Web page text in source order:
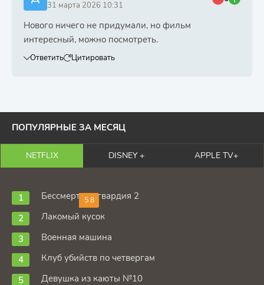
31 марта 2026 10:31
Нового ничего не придумали, но фильм
интересный, можно посмотреть.
Ответить Цитировать
ПОПУЛЯРНЫЕ ЗА МЕСЯЦ
NETFLIX DISNEY + APPLE TV+
5.8
Бессмертная гвардия 2
Лакомый кусок
Военная машина
Клуб убийств по четвергам
Девушка из каюты №10